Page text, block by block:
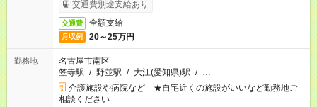
交通費別途支給あり
交通費 全額支給
月収例 20～25万円
勤務地
名古屋市南区
笠寺駅 / 野並駅 / 大江(愛知県)駅 / …
介護施設や病院など ★自宅近くの施設がいいなど勤務地ご
相談ください